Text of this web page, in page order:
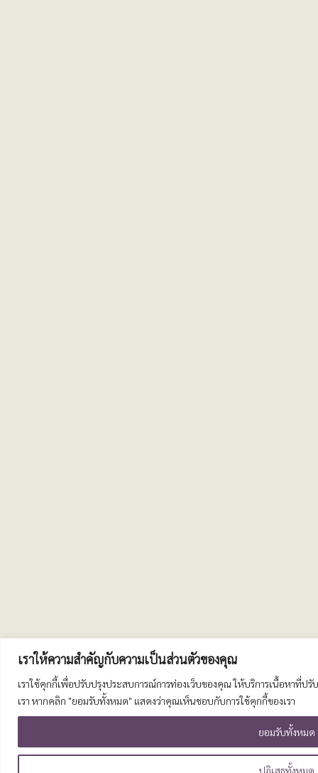
เราให้ความสำคัญกับความเป็นส่วนตัวของคุณ
เราใช้คุกกี้เพื่อปรับปรุงประสบการณ์การท่องเว็บของคุณ ให้บริการเนื้อหาที่ป
เรา หากคลิก "ยอมรับทั้งหมด" แสดงว่าคุณเห็นชอบกับการใช้คุกกี้ของเรา
ปฏิเสธทั้งหมด
ยอมรับทั้งหมด